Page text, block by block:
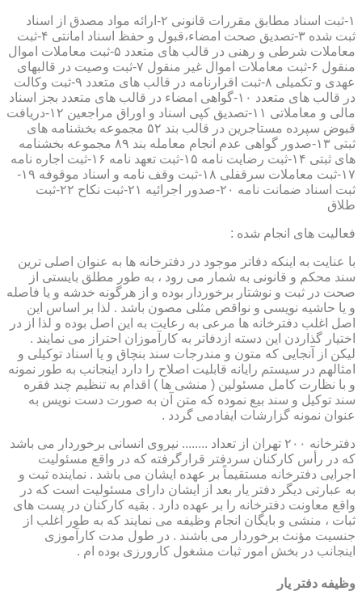
۱-ثبت اسناد مطابق مقررات قانونی ۲-ارائه مواد مصدق از اسناد
ثبت شده ۳-تصدیق صحت امضاء،قبول و حفظ اسناد امانتی ۴-ثبت
معاملات شرطی و رهنی در قالب های متعدد ۵-ثبت معاملات اموال
منقول ۶-ثبت معاملات اموال غیر منقول ۷-ثبت وصیت در قالبهای
عهدی و تکمیلی ۸-ثبت اقرارنامه در قالب های متعدد ۹-ثبت وکالت
در قالب های متعدد ۱۰-گواهی امضاء در قالب های متعدد بجز اسناد
مالی و معاملاتی ۱۱-تصدیق کپی اسناد و اوراق مراجعین ۱۲-دریافت
قبوض سپرده مستاجرین در قالب بند ۵۲ مجموعه بخشنامه های
ثبتی ۱۳-صدور گواهی عدم انجام معامله بند ۸۹ مجموعه بخشنامه
های ثبتی ۱۴-ثبت رضایت نامه ۱۵-ثبت تعهد نامه ۱۶-ثبت اجاره نامه
۱۷-ثبت معاملات سرقفلی ۱۸-ثبت وقف نامه و اسناد موقوفه ۱۹-
ثبت اسناد ضمانت نامه ۲۰-صدور اجرائیه ۲۱-ثبت نکاح ۲۲-ثبت
طلاق
فعالیت های انجام شده :
با عنایت به اینکه دفاتر موجود در دفترخانه ها به عنوان اصلی ترین
سند محکم و قانونی به شمار می رود ، به طور مطلق بایستی از
صحت در ثبت و نوشتار برخوردار بوده و از هرگونه خدشه و یا فاصله
و یا حاشیه نویسی و نواقص مثلی مصون باشد . لذا بر اساس این
اصل اغلب دفترخانه ها مرعی به رعایت به این اصل بوده و لذا از در
اختیار گذاردن این دسته ازدفاتر به کارآموزان احتراز می نمایند .
لیکن از آنجایی که متون و مندرجات سند بنچاق و یا اسناد توکیلی و
امثالهم در سیستم رایانه قابلیت اصلاح را دارد اینجانب به طور نمونه
و با نظارت کامل مسئولین ( منشی ها ) اقدام به تنظیم چند فقره
سند توکیل و سند بیع نموده که متن آن به صورت دست نویس به
عنوان نمونه گزارشات ایفادمی گردد .
دفترخانه ۲۰۰ تهران از تعداد ........ نیروی انسانی برخوردار می باشد
که در رأس کارکنان سردفتر قرارگرفته که در واقع مسئولیت
اجرایی دفترخانه مستقیماً بر عهده ایشان می باشد . نماینده ثبت و
به عبارتی دیگر دفتر یار بعد از ایشان دارای مسئولیت است که در
واقع معاونت دفترخانه را بر عهده دارد . بقیه کارکنان در پست های
ثبات ، منشی و بایگان انجام وظیفه می نمایند که به طور اغلب از
جنسیت مؤنث برخوردار می باشند . در طول مدت کارآموزی
اینجانب در بخش امور ثبات مشغول کارورزی بوده ام .
وظیفه دفتر یار